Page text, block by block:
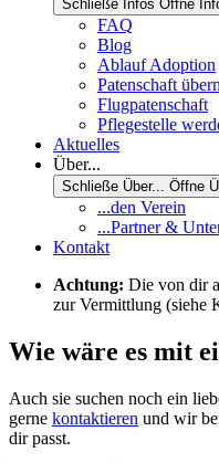
Schließe Infos Öffne
FAQ
Blog
Ablauf Adoption
Patenschaft
Flugpatenschaft
Pflegestelle
Aktuelles
Über...
Schließe Über... Öffne
...den Verein
...Partner &
Kontakt
Achtung: Die von dir
zur Vermittlung (siehe
Wie wäre es mit
Auch sie suchen noch ein
gerne kontaktieren und wir
dir passt.